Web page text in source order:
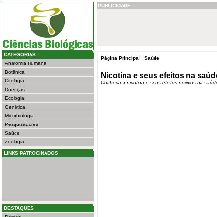
CATEGORIAS
Anatomia Humana
Botânica
Citologia
Doenças
Ecologia
Genética
Microbiologia
Pesquisadores
Saúde
Zoologia
LINKS PATROCINADOS
DESTAQUES
PUBLICIDADE
Página Principal : Saúde
Nicotina e seus efeitos na
Conheça a nicotina e seus efeitos nocivos na